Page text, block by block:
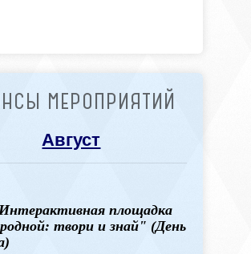
МЕРОПРИЯТИЙ
Август
площадка
твори и знай" (День